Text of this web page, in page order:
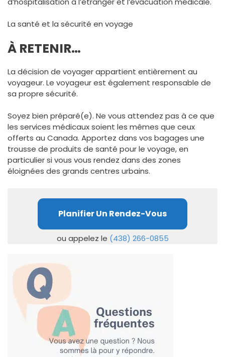
La santé et la sécurité en voyage
À RETENIR…
La décision de voyager appartient entièrement au
voyageur. Le voyageur est également responsable de
sa propre sécurité.
Soyez bien préparé(e). Ne vous attendez pas à ce que
les services médicaux soient les mêmes que ceux
offerts au Canada. Apportez dans vos bagages une
trousse de produits de santé pour le voyage, en
particulier si vous vous rendez dans des zones
éloignées des grands centres urbains.
Planifier Un Rendez-Vous
ou appelez le (438) 266-0855